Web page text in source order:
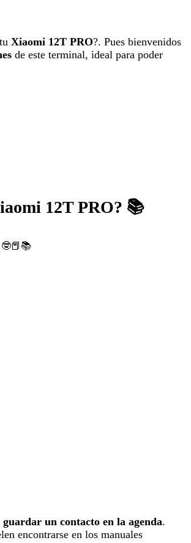
Xiaomi 12T PRO?. Pues bienvenidos
de este terminal, ideal para poder
12T PRO? 📚
un contacto en la agenda.
encontrarse en los manuales